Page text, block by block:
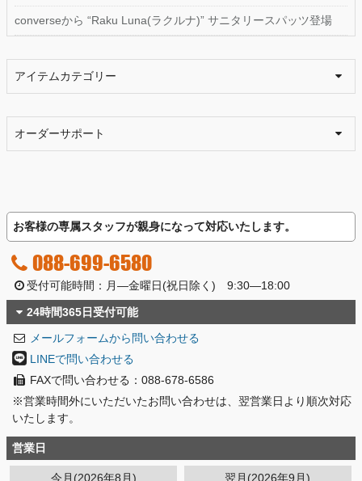
converseから “Raku Luna(ラクルナ)” サニタリースパッツ登場
アイテムカテゴリー
オーダーサポート
お客様の専属スタッフが親身になって対応いたします。
088-699-6580
受付可能時間：月―金曜日(祝日除く) 9:30―18:00
24時間365日受付可能
メールフォームから問い合わせる
LINEで問い合わせる
FAXで問い合わせる：088-678-6586
※営業時間外にいただいたお問い合わせは、翌営業日より順次対応
いたします。
営業日
今月(2026年8月) 翌月(2026年9月)